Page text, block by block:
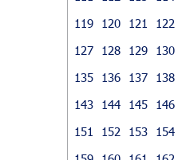
119
120 121 122
127
128 129 130
135
136 137 138
143
144 145 146
151
152 153 154